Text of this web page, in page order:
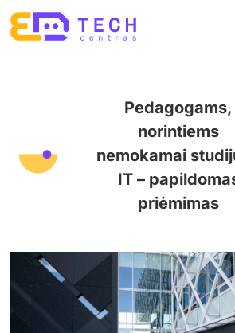
Pedagogams,
norintiems
nemokamai
IT –
priėmimas